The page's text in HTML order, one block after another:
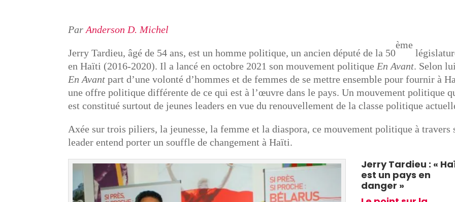
ParAnderson D. Michel
Jerry Tardieu, âgé de 54 ans, est un homme politique, un ancien député de la 50
ème
en Haïti (2016-2020). Il a lancé en octobre 2021 son mouvement politique En Avant. Selon
En Avant part d’une volonté d’hommes et de femmes de se mettre ensemble pour fournir à
une offre politique différente de ce qui est à l’œuvre dans le pays. Un mouvement politique
est constitué surtout de jeunes leaders en vue du renouvellement de la classe politique
Axée sur trois piliers, la jeunesse, la femme et la diaspora, ce mouvement politique à travers
leader entend porter un souffle de changement à Haïti.
Jerry Tardieu : «
est un pays en
danger »